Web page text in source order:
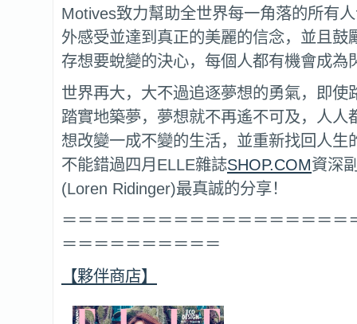
Motives致力幫助全世界每一角落的所有
外感受並達到真正的美麗的信念，並且鼓
存想要蛻變的決心，每個人都有機會成為
世界再大，大不過追逐夢想的勇氣，即使
踏實地築夢，夢想就不再遙不可及，人人
想改變一成不變的生活，並重新找回人生
不能錯過四月ELLE雜誌SHOP.COM資深
(Loren Ridinger)最真誠的分享！
＝＝＝＝＝＝＝＝＝＝＝＝＝＝＝＝＝＝
＝＝＝＝＝＝＝＝＝＝
【夥伴商店】